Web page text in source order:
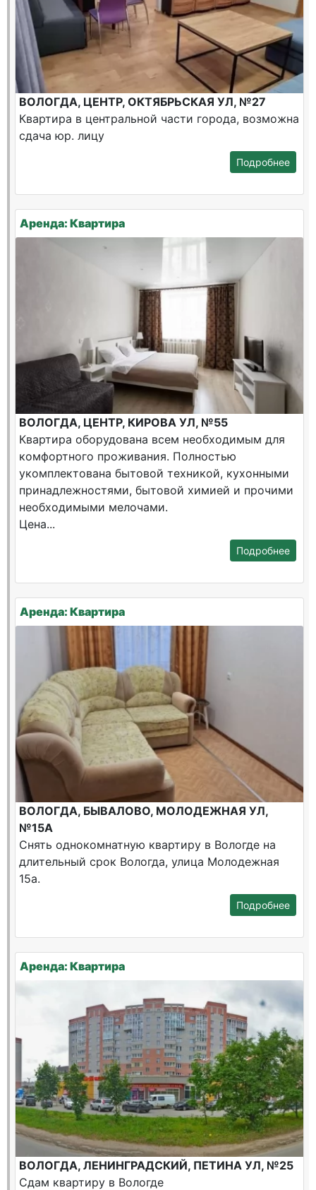
ВОЛОГДА, ЦЕНТР, ОКТЯБРЬСКАЯ УЛ, №27
Квартира в центральной части города, возможна
сдача юр. лицу
Подробнее
Аренда: Квартира
ВОЛОГДА, ЦЕНТР, КИРОВА УЛ, №55
Квартира оборудована всем необходимым для
комфортного проживания. Полностью
укомплектована бытовой техникой, кухонными
принадлежностями, бытовой химией и прочими
необходимыми мелочами.
Цена...
Подробнее
Аренда: Квартира
ВОЛОГДА, БЫВАЛОВО, МОЛОДЕЖНАЯ УЛ,
№15А
Снять однокомнатную квартиру в Вологде на
длительный срок Вологда, улица Молодежная
15а.
Подробнее
Аренда: Квартира
ВОЛОГДА, ЛЕНИНГРАДСКИЙ, ПЕТИНА УЛ, №25
Сдам квартиру в Вологде